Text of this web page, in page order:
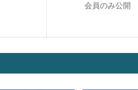
会員のみ公開